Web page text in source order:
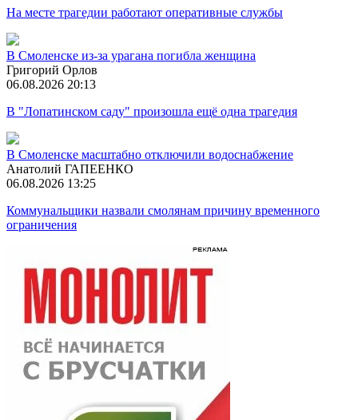
На месте трагедии работают оперативные службы
В Смоленске из-за урагана погибла женщина
Григорий Орлов
06.08.2026 20:13
В "Лопатинском саду" произошла ещё одна трагедия
В Смоленске масштабно отключили водоснабжение
Анатолий ГАПЕЕНКО
06.08.2026 13:25
Коммунальщики назвали смолянам причину временного
ограничения